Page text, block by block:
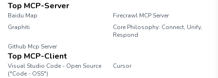
Top MCP-Server
Baidu Map
Firecrawl MCP Server
Graphiti
Core Philosophy: Connect, Unify,
Respond
Github Mcp Server
Top MCP-Client
Visual Studio Code - Open Source
("Code - OSS")
Cursor